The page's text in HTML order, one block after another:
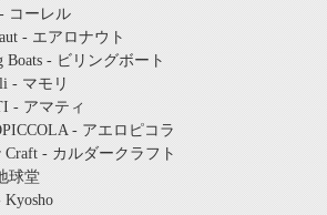
- コーレル
- エアロナウト
Boats - ビリングボート
- マモリ
- アマティ
- アエロピコラ
Craft - カルダークラフト
球堂
Kyosho